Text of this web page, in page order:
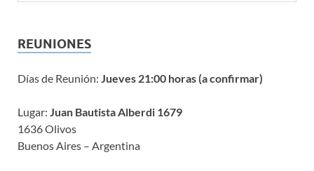
REUNIONES
Días de Reunión: Jueves 21:00 horas (a confirmar)
Lugar: Juan Bautista Alberdi 1679
1636 Olivos
Buenos Aires – Argentina